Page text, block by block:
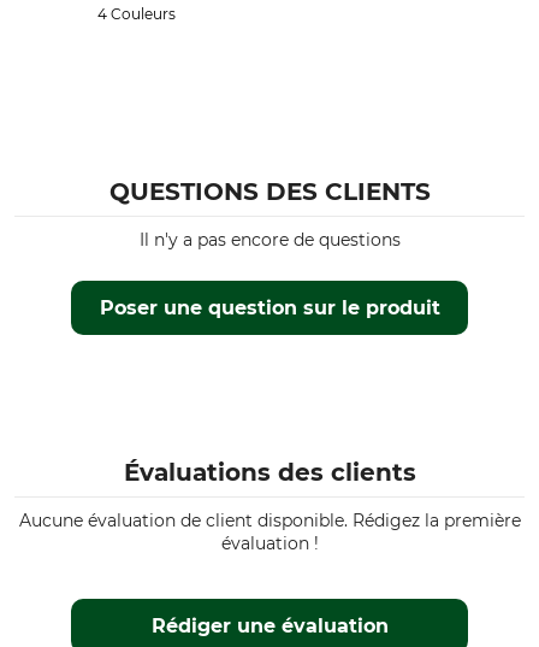
4 Couleurs
QUESTIONS DES CLIENTS
Poser une question sur le produit
Il n'y a pas encore de questions
Évaluations des clients
Aucune évaluation de client disponible. Rédigez la première
évaluation !
Rédiger une évaluation